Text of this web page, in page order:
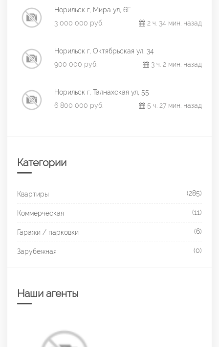
Норильск г, Мира ул, 6Г
3 000 000 руб.
2 ч. 34 мин. назад
Норильск г, Октябрьская ул, 34
900 000 руб.
3 ч. 2 мин. назад
Норильск г, Талнахская ул, 55
6 800 000 руб.
5 ч. 27 мин. назад
Категории
Квартиры (285)
Коммерческая (11)
Гаражи / парковки (6)
Зарубежная (0)
Наши агенты